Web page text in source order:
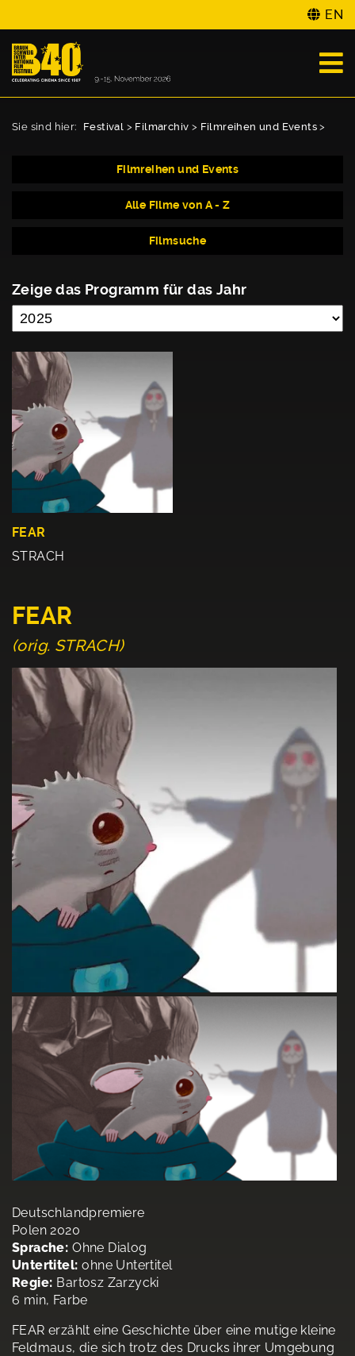
EN
Sie sind hier: Festival > Filmarchiv > Filmreihen und Events >
Filmreihen und Events
Alle Filme von A - Z
Filmsuche
Zeige das Programm für das Jahr
FEAR
STRACH
FEAR
(orig. STRACH)
Deutschlandpremiere
Polen 2020
Sprache: Ohne Dialog
Untertitel: ohne Untertitel
Regie: Bartosz Zarzycki
6 min, Farbe
FEAR erzählt eine Geschichte über eine mutige kleine
Feldmaus, die sich trotz des Drucks ihrer Umgebung